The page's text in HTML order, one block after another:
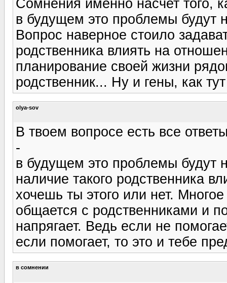
Сомнения именно насчет того,
в будущем это проблемы будут
Вопрос наверное стоило
родственника влиять на
планирование своей жизни
родственник... Ну и гены, как
olya-sov
В твоем вопросе есть все
-
в будущем это проблемы будут
наличие такого родственника
хочешь ты этого или нет.
общается с родственниками и
напрягает. Ведь если не
если помогает, то это и тебе
в сомнении